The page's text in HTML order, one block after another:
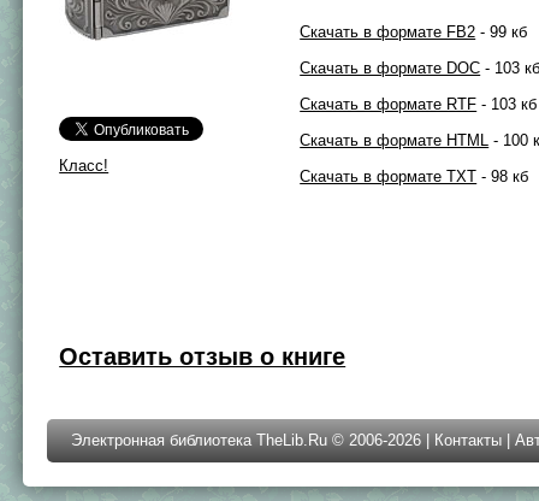
Класс!
Скачать в формате FB2 - 99 кб
Скачать в формате DOC - 103
Скачать в формате RTF - 103 кб
Скачать в формате HTML - 100
Скачать в формате TXT - 98 кб
Оставить отзыв о книге
Электронная библиотека TheLib.Ru © 2006-2026 | Контакты |